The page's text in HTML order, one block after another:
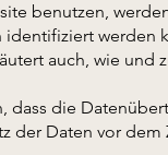
benutzen,
werden
auch, wie und
dass die
der Daten vor